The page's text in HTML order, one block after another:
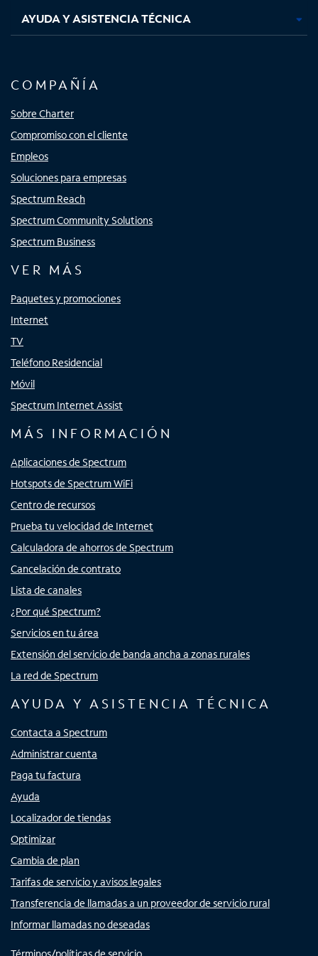
AYUDA Y ASISTENCIA TÉCNICA
COMPAÑÍA
Sobre Charter
Compromiso con el cliente
Empleos
Soluciones para empresas
Spectrum Reach
Spectrum Community Solutions
Spectrum Business
VER MÁS
Paquetes y promociones
Internet
TV
Teléfono Residencial
Móvil
Spectrum Internet Assist
MÁS INFORMACIÓN
Aplicaciones de Spectrum
Hotspots de Spectrum WiFi
Centro de recursos
Prueba tu velocidad de Internet
Calculadora de ahorros de Spectrum
Cancelación de contrato
Lista de canales
¿Por qué Spectrum?
Servicios en tu área
Extensión del servicio de banda ancha a zonas rurales
La red de Spectrum
AYUDA Y ASISTENCIA TÉCNICA
Contacta a Spectrum
Administrar cuenta
Paga tu factura
Ayuda
Localizador de tiendas
Optimizar
Cambia de plan
Tarifas de servicio y avisos legales
Transferencia de llamadas a un proveedor de servicio rural
Informar llamadas no deseadas